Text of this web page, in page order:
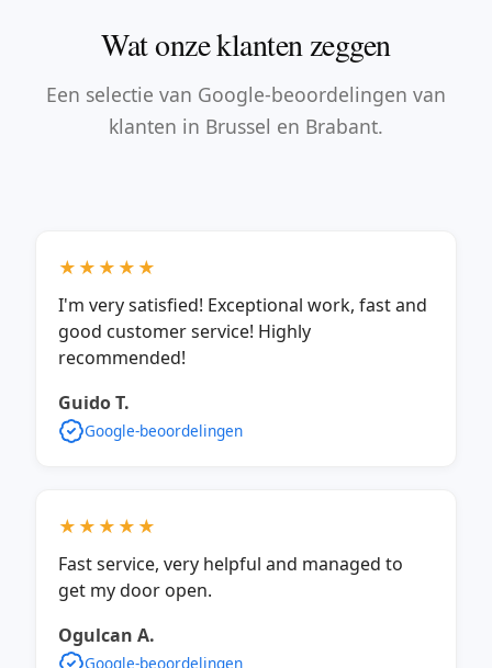
Wat onze klanten zeggen
Een selectie van Google-beoordelingen van
klanten in Brussel en Brabant.
★★★★★
I'm very satisfied! Exceptional work, fast and
good customer service! Highly
recommended!
Guido T.
Google-beoordelingen
★★★★★
Fast service, very helpful and managed to
get my door open.
Ogulcan A.
Google-beoordelingen